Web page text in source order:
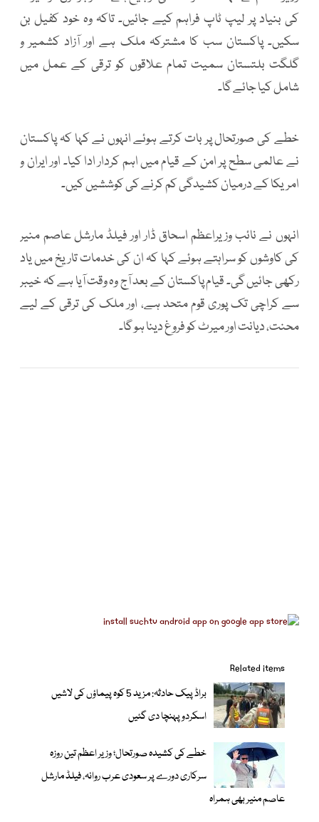
کی بنیاد پر لیپ ٹاپ فراہم کیے جائیں۔ تاکہ وہ خود کفیل بن
سکیں۔ پاکستان سب کا مشترکہ ملک ہے اور آزاد کشمیر و
گلگت بلتستان سمیت تمام علاقوں کو ترقی کے عمل میں
شامل کیا جائے گا۔
خطے کی صورتحال پر بات کرتے ہوئے انہوں نے کہا کہ پاکستان
نے عالمی سطح پر امن کے قیام میں اہم کردار ادا کیا۔ اور ایران و
امریکا کے درمیان کشیدگی کم کرنے کی کوششیں کیں۔
انہوں نے نائب وزیراعظم اسحاق ڈار اور فیلڈ مارشل عاصم منیر
کی کاوشوں کو سراہتے ہوئے کہا کہ ان کی خدمات تاریخ میں یاد
رکھی جائیں گی۔ قیام پاکستان کے بعد آج وہ وقت آیا ہے کہ خیبر
سے کراچی تک پوری قوم متحد ہے، اور ملک کی ترقی کے لیے
محنت، دیانت اور میرٹ کو فروغ دینا ہو گا۔
Related items
براڈ پیک حادثہ: مزید 5 کوہ پیماؤں کی لاشیں
اسکردو پہنچا دی گئیں
خطے کی کشیدہ صورتحال؛ وزیر اعظم تین روزہ
سرکاری دورے پر سعودی عرب روانہ، فیلڈ مارشل
عاصم منیر بھی ہمراہ